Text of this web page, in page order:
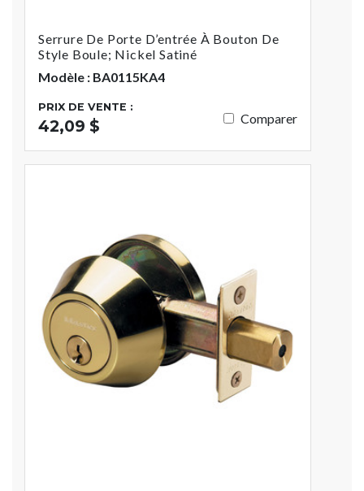
Serrure De Porte D’entrée À Bouton De
Style Boule; Nickel Satiné
Modèle : BA0115KA4
PRIX DE VENTE :
42,09 $ Comparer